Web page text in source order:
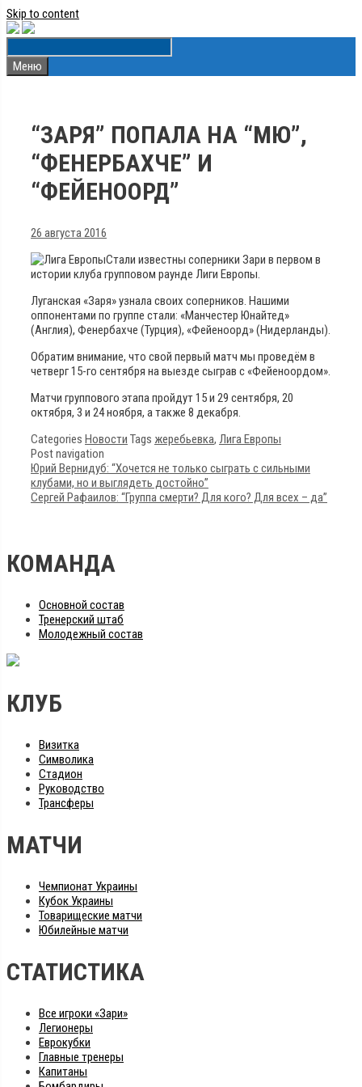
Skip to content
Меню
“ЗАРЯ” ПОПАЛА НА “МЮ”,
“ФЕНЕРБАХЧЕ” И
“ФЕЙЕНООРД”
26 августа 2016
Стали известны соперники Зари в первом в
истории клуба групповом раунде Лиги Европы.
Луганская «Заря» узнала своих соперников. Нашими
оппонентами по группе стали: «Манчестер Юнайтед»
(Англия), Фенербахче (Турция), «Фейеноорд» (Нидерланды).
Обратим внимание, что свой первый матч мы проведём в
четверг 15-го сентября на выезде сыграв с «Фейеноордом».
Матчи группового этапа пройдут 15 и 29 сентября, 20
октября, 3 и 24 ноября, а также 8 декабря.
Categories Новости Tags жеребьевка, Лига Европы
Post navigation
Юрий Вернидуб: “Хочется не только сыграть с сильными
клубами, но и выглядеть достойно”
Сергей Рафаилов: “Группа смерти? Для кого? Для всех – да”
КОМАНДА
Основной состав
Тренерский штаб
Молодежный состав
КЛУБ
Визитка
Символика
Стадион
Руководство
Трансферы
МАТЧИ
Чемпионат Украины
Кубок Украины
Товарищеские матчи
Юбилейные матчи
СТАТИСТИКА
Все игроки «Зари»
Легионеры
Еврокубки
Главные тренеры
Капитаны